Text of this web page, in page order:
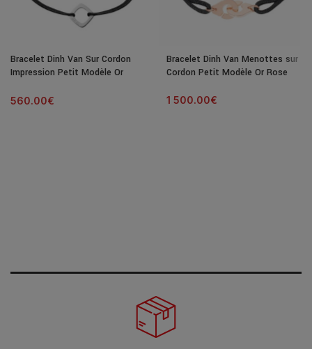
Bracelet Dinh Van Sur Cordon
Impression Petit Modèle Or
560.00€
Bracelet Dinh Van Menottes sur
Cordon Petit Modèle Or Rose
1 500.00€